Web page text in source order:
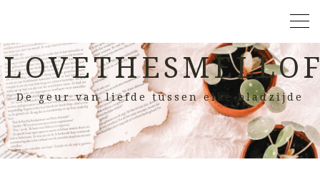
De geur van liefde tussen elke bladzijde